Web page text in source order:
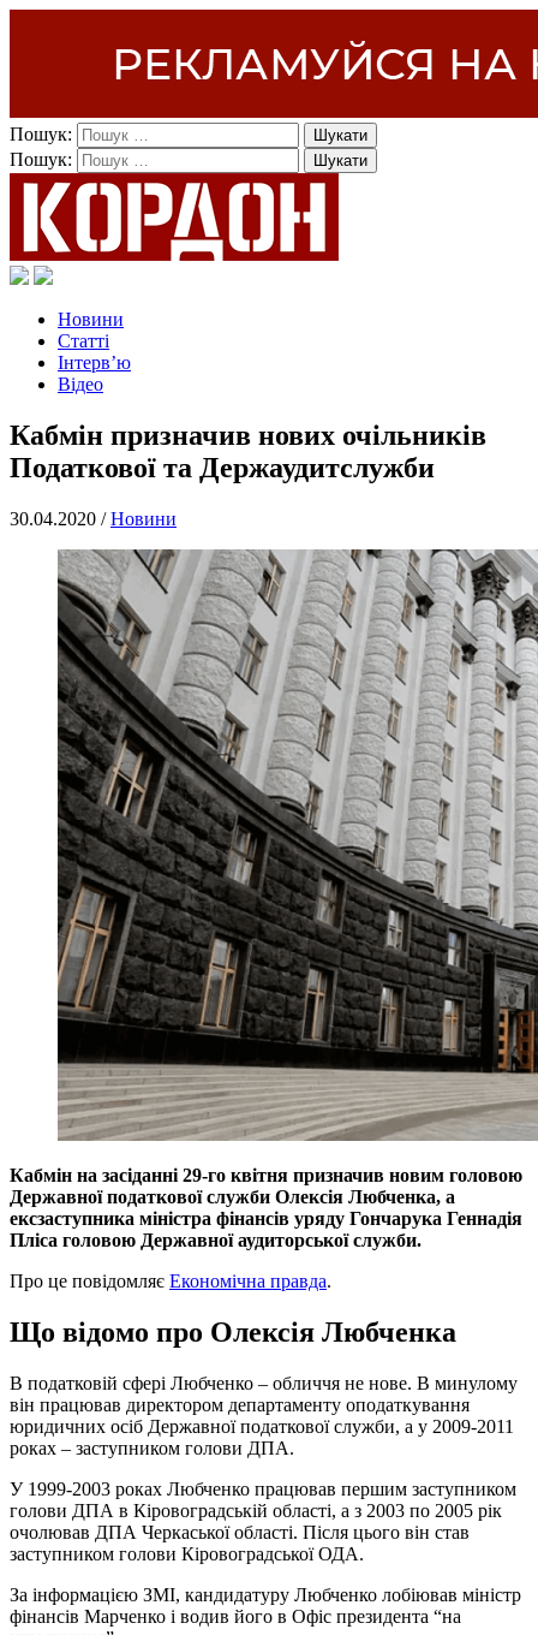
Пошук:
Пошук:
Новини
Статті
Інтерв’ю
Відео
Кабмін призначив нових очільників
Податкової та Держаудитслужби
30.04.2020 /Новини
Кабмін на засіданні 29-го квітня призначив новим головою
Державної податкової служби Олексія Любченка, а
ексзаступника міністра фінансів уряду Гончарука Геннадія
Пліса головою Державної аудиторської служби.
Про це повідомляє Економічна правда.
Що відомо про Олексія Любченка
В податковій сфері Любченко – обличчя не нове. В минулому
він працював директором департаменту оподаткування
юридичних осіб Державної податкової служби, а у 2009-2011
роках – заступником голови ДПА.
У 1999-2003 роках Любченко працював першим заступником
голови ДПА в Кіровоградській області, а з 2003 по 2005 рік
очолював ДПА Черкаської області. Після цього він став
заступником голови Кіровоградської ОДА.
За інформацією ЗМІ, кандидатуру Любченко лобіював міністр
фінансів Марченко і водив його в Офіс президента “на